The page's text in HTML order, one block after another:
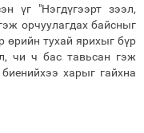
үг "Нэгдүгээрт зээл,
орчуулагдах байсныг
өрийн тухай ярихыг бүр
чи ч бас тавьсан гэж
харыг гайхна